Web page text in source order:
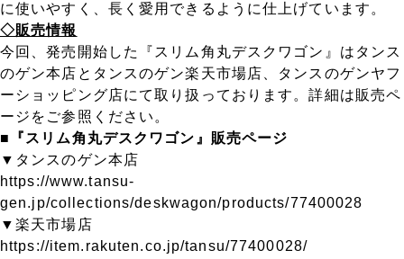
に使いやすく、長く愛用できるように仕上げています。
◇販売情報
今回、発売開始した『スリム角丸デスクワゴン』はタンス
のゲン本店とタンスのゲン楽天市場店、タンスのゲンヤフ
ーショッピング店にて取り扱っております。詳細は販売ペ
ージをご参照ください。
■『スリム角丸デスクワゴン』販売ページ
▼タンスのゲン本店
https://www.tansu-
gen.jp/collections/deskwagon/products/77400028
▼楽天市場店
https://item.rakuten.co.jp/tansu/77400028/